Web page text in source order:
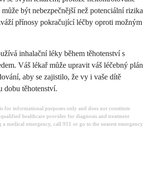
může být nebezpečnější než potenciální rizika
přínosy pokračující léčby oproti možným
inhalační léky během těhotenství s
Váš lékař může upravit váš léčebný plán
aby se zajistilo, že vy i vaše dítě
dobu těhotenství.
for informational purposes only and does not constitute
healthcare provider for diagnosis and treatment
medical emergency, call 911 or go to the nearest emergency